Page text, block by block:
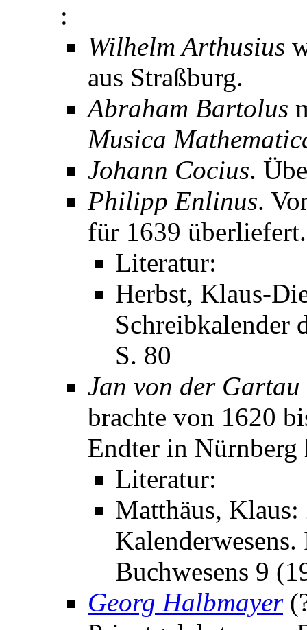
:
Wilhelm Arthusius
aus Straßburg.
Abraham Bartolus
Musica
Johann Cocius.
Philipp Enlinus.
für 1639 überliefert.
Literatur:
Herbst, Klaus-
Schreibkalender
S. 80
Jan von der Gartau
brachte von 1620
Endter in Nürnberg
Literatur:
Matthäus, Klaus:
Buchwesens 9
Georg Halbmayer